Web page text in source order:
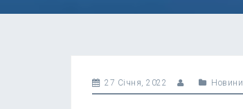
27 Січня, 2022 Новини